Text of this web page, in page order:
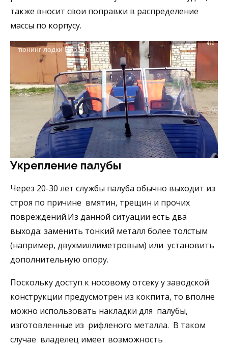
также вносит свои поправки в распределение
массы по корпусу.
тюнинг лодки Воронеж
Укрепление палубы
Через 20-30 лет службы палуба обычно выходит из
строя по причине вмятин, трещин и прочих
повреждений.Из данной ситуации есть два
выхода: заменить тонкий металл более толстым
(например, двухмиллиметровым) или установить
дополнительную опору.
Поскольку доступ к носовому отсеку у заводской
конструкции предусмотрен из кокпита, то вполне
можно использовать накладки для палубы,
изготовленные из рифленого металла. В таком
случае владелец имеет возможность